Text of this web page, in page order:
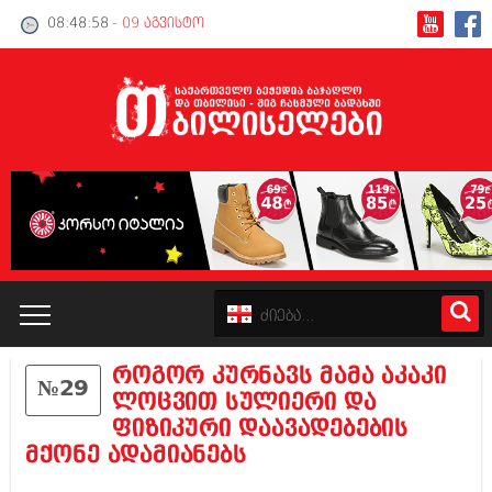
08:48:58 - 09 აგვისტო
კატალოგი
პოლიტიკა
№29
როგორ კურნავს მამა აკაკი
ლოცვით სულიერი და
ფიზიკური დაავადებების
მქონე ადამიანებს